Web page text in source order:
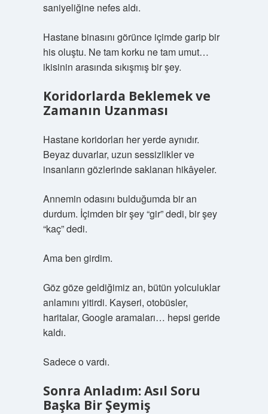
saniyeliğine nefes aldı.
Hastane binasını görünce içimde garip bir
his oluştu. Ne tam korku ne tam umut…
ikisinin arasında sıkışmış bir şey.
Koridorlarda Beklemek ve
Zamanın Uzanması
Hastane koridorları her yerde aynıdır.
Beyaz duvarlar, uzun sessizlikler ve
insanların gözlerinde saklanan hikâyeler.
Annemin odasını bulduğumda bir an
durdum. İçimden bir şey “gir” dedi, bir şey
“kaç” dedi.
Ama ben girdim.
Göz göze geldiğimiz an, bütün yolculuklar
anlamını yitirdi. Kayseri, otobüsler,
haritalar, Google aramaları… hepsi geride
kaldı.
Sadece o vardı.
Sonra Anladım: Asıl Soru
Başka Bir Şeymiş